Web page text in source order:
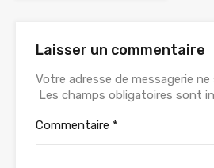
Laisser un commentaire
Votre adresse de messagerie ne
Les champs obligatoires sont
Commentaire *